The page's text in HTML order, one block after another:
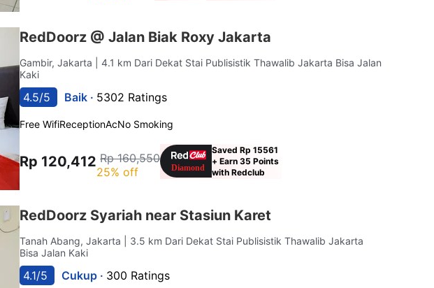
RedDoorz @ Jalan Biak Roxy Jakarta
Gambir, Jakarta
| 4.1 km Dari Dekat Stai Publisistik Thawalib Jakarta Bisa Jalan
Kaki
4.5/5 Baik · 5302 Ratings
Free WifiReceptionAcNo Smoking
Rp 120,412 Rp 160,550
25% off
Saved Rp 15561
+ Earn 35 Points
with Redclub
RedDoorz Syariah near Stasiun Karet
Tanah Abang, Jakarta
| 3.5 km Dari Dekat Stai Publisistik Thawalib Jakarta
Bisa Jalan Kaki
4.1/5 Cukup · 300 Ratings